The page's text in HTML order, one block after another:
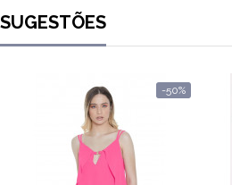
SUGESTÕES
-50%